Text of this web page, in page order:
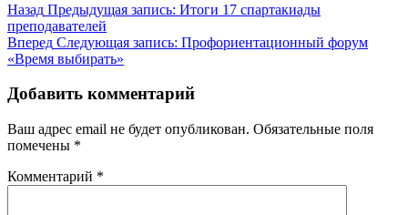
Назад Предыдущая запись: Итоги 17 спартакиады
преподавателей
Вперед Следующая запись: Профориентационный форум
«Время выбирать»
Добавить комментарий
Ваш адрес email не будет опубликован. Обязательные поля
помечены *
Комментарий *